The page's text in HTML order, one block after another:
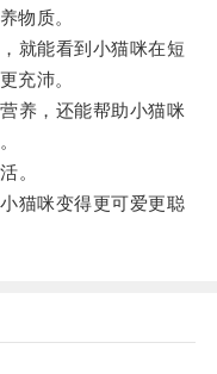
物质。
就能看到小猫咪在短
充沛。
养，还能帮助小猫咪
。
猫咪变得更可爱更聪